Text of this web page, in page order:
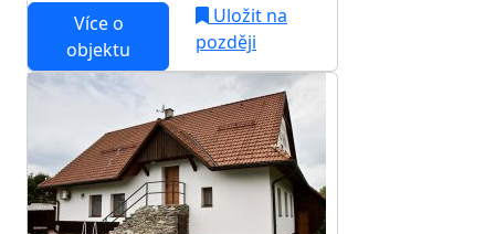
Více o
objektu
Uložit na
později